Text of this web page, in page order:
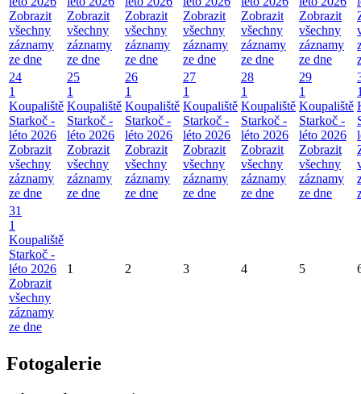
Zobrazit
všechny
záznamy
ze dne
Zobrazit
všechny
záznamy
ze dne
Zobrazit
všechny
záznamy
ze dne
Zobrazit
všechny
záznamy
ze dne
Zobrazit
všechny
záznamy
ze dne
Zobrazit
všechny
záznamy
ze dne
24
1
Koupaliště
Starkoč -
léto 2026
Zobrazit
všechny
záznamy
ze dne
25
1
Koupaliště
Starkoč -
léto 2026
Zobrazit
všechny
záznamy
ze dne
26
1
Koupaliště
Starkoč -
léto 2026
Zobrazit
všechny
záznamy
ze dne
27
1
Koupaliště
Starkoč -
léto 2026
Zobrazit
všechny
záznamy
ze dne
28
1
Koupaliště
Starkoč -
léto 2026
Zobrazit
všechny
záznamy
ze dne
29
1
Koupaliště
Starkoč -
léto 2026
Zobrazit
všechny
záznamy
ze dne
31
1
Koupaliště
Starkoč -
léto 2026
Zobrazit
všechny
záznamy
ze dne
1 2 3 4 5
Fotogalerie